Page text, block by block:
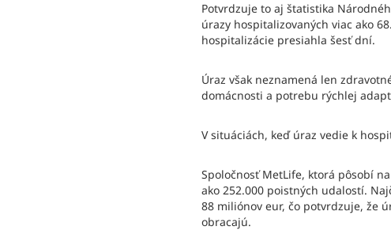
Potvrdzuje to aj štatistika
úrazy hospitalizovaných viac ako
hospitalizácie presiahla šesť dní.
Úraz však neznamená len
domácnosti a potrebu rýchlej
V situáciách, keď úraz vedie k
Spoločnosť MetLife, ktorá pôsobí
ako 252.000 poistných udalostí.
88 miliónov eur, čo potvrdzuje, že
obracajú.